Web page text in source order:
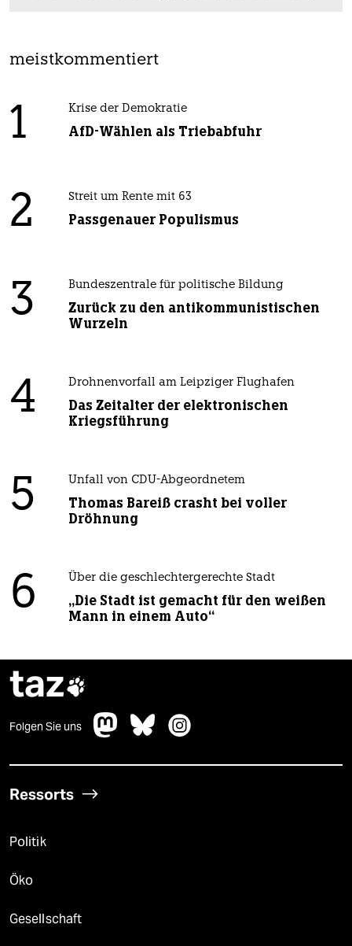
meistkommentiert
1 Krise der Demokratie
AfD-Wählen als Triebabfuhr
2 Streit um Rente mit 63
Passgenauer Populismus
3 Bundeszentrale für politische Bildung
Zurück zu den antikommunistischen
Wurzeln
4 Drohnenvorfall am Leipziger Flughafen
Das Zeitalter der elektronischen
Kriegsführung
5 Unfall von CDU-Abgeordnetem
Thomas Bareiß crasht bei voller
Dröhnung
6 Über die geschlechtergerechte Stadt
„Die Stadt ist gemacht für den weißen
Mann in einem Auto“
taz
Folgen Sie uns
Ressorts
Politik
Öko
Gesellschaft